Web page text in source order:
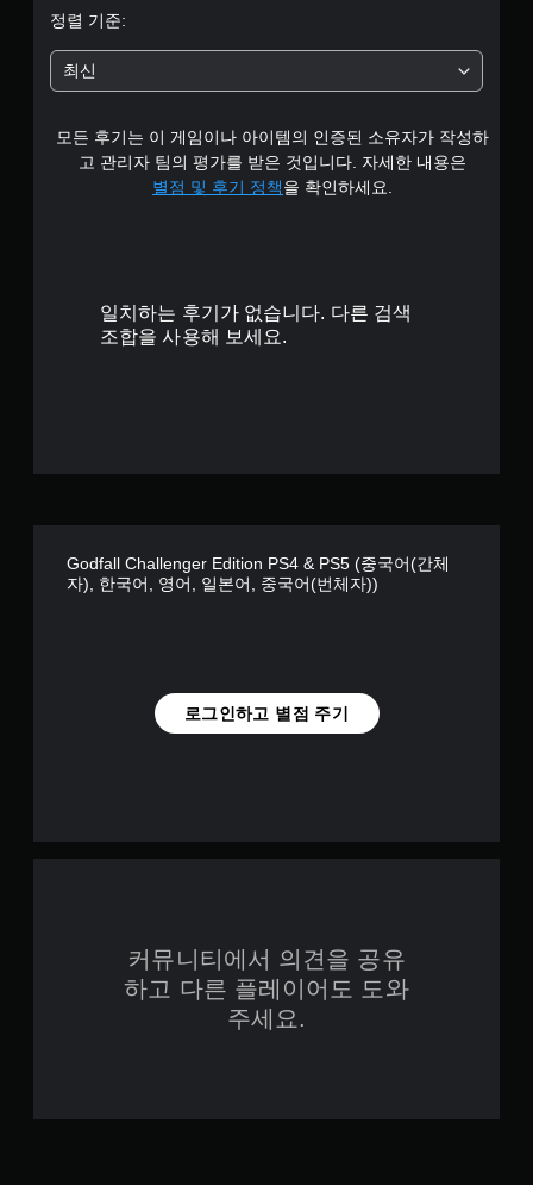
평
균
3
정렬 기준:
최신
모든 후기는 이 게임이나 아이템의 인증된 소유자가 작성하
고 관리자 팀의 평가를 받은 것입니다. 자세한 내용은
별점 및 후기 정책을 확인하세요.
일치하는 후기가 없습니다. 다른 검색
조합을 사용해 보세요.
Godfall Challenger Edition PS4 & PS5 (중국어(간체
자), 한국어, 영어, 일본어, 중국어(번체자))
로그인하고 별점 주기
커뮤니티에서 의견을 공유
하고 다른 플레이어도 도와
주세요.